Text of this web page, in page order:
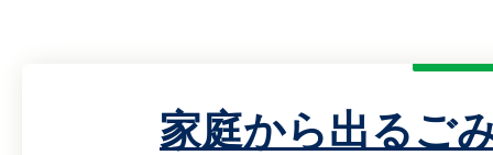
家庭から出るご